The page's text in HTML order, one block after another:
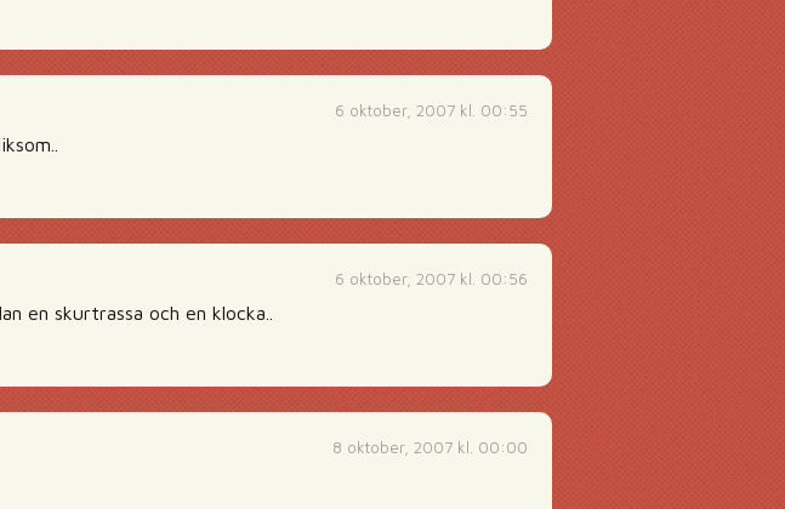
6 oktober, 2007 kl. 00:55
6 oktober, 2007 kl. 00:56
en skurtrassa och en klocka..
8 oktober, 2007 kl. 00:00